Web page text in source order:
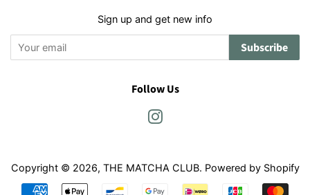
Sign up and get new info
Subscribe
Follow Us
Copyright © 2026, THE MATCHA CLUB. Powered by Shopify